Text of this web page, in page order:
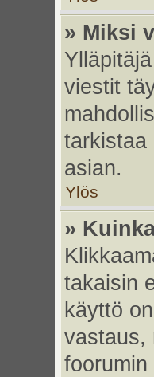
» Miksi
viestit
tarkistaa
asian.
Ylös
»
takaisin
käyttö
vastaus,
foorumin